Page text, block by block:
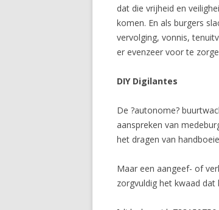
dat die vrijheid en
komen. En als burgers
vervolging, vonnis,
er evenzeer voor te
DIY Digilantes
De ?autonome?
aanspreken van
het dragen van
Maar een aangeef- of
zorgvuldig het kwaad